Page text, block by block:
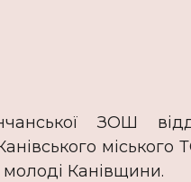
ЗОШ
Канівщини.